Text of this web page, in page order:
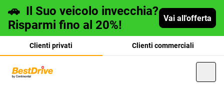
🚗 Il Suo veicolo invecchia?
Risparmi fino al 20%!
Vai all'offerta
Clienti privati Clienti commerciali